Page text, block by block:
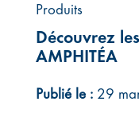
Produits
Découvrez
AMPHITÉA
Publié le : 29